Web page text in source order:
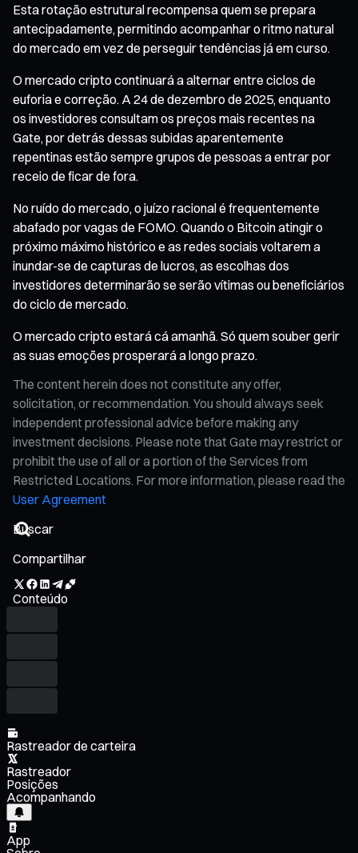
Esta rotação estrutural recompensa quem se prepara
antecipadamente, permitindo acompanhar o ritmo natural
do mercado em vez de perseguir tendências já em curso.
O mercado cripto continuará a alternar entre ciclos de
euforia e correção. A 24 de dezembro de 2025, enquanto
os investidores consultam os preços mais recentes na
Gate, por detrás dessas subidas aparentemente
repentinas estão sempre grupos de pessoas a entrar por
receio de ficar de fora.
No ruído do mercado, o juízo racional é frequentemente
abafado por vagas de FOMO. Quando o Bitcoin atingir o
próximo máximo histórico e as redes sociais voltarem a
inundar-se de capturas de lucros, as escolhas dos
investidores determinarão se serão vítimas ou beneficiários
do ciclo de mercado.
O mercado cripto estará cá amanhã. Só quem souber gerir
as suas emoções prosperará a longo prazo.
The content herein does not constitute any offer,
solicitation, or recommendation. You should always seek
independent professional advice before making any
investment decisions. Please note that Gate may restrict or
prohibit the use of all or a portion of the Services from
Restricted Locations. For more information, please read the
User Agreement
Compartilhar
Conteúdo
Rastreador de carteira
Rastreador
Posições
Acompanhando
App